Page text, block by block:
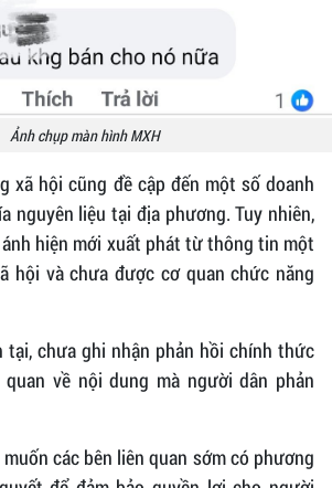
Ảnh chụp màn hình MXH
xã hội cũng đề cập đến một số doanh
nguyên liệu tại địa phương. Tuy nhiên,
hiện mới xuất phát từ thông tin một
hội và chưa được cơ quan chức năng
tại, chưa ghi nhận phản hồi chính thức
về nội dung mà người dân phản
các bên liên quan sớm có phương